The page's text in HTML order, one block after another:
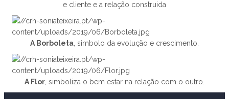
e cliente e a relação construida
A Borboleta , simbolo da evolução e crescimento.
A Flor , simboliza o bem estar na relação com o outro.